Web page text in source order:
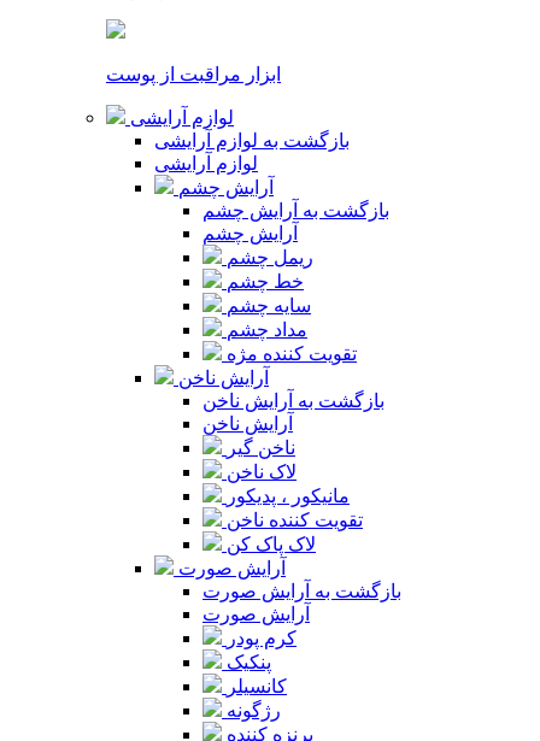
ابزار مراقبت از پوست
لوازم آرایشی
بازگشت به لوازم آرایشی
لوازم آرایشی
آرایش چشم
بازگشت به آرایش چشم
آرایش چشم
ریمل چشم
خط چشم
سایه چشم
مداد چشم
تقویت کننده مژه
آرایش ناخن
بازگشت به آرایش ناخن
آرایش ناخن
ناخن گیر
لاک ناخن
مانیکور ، پدیکور
تقویت کننده ناخن
لاک پاک کن
آرایش صورت
بازگشت به آرایش صورت
آرایش صورت
کرم پودر
پنکیک
کانسیلر
رژگونه
برنزه کننده